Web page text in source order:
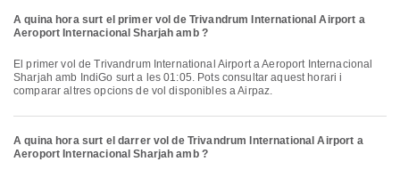
A quina hora surt el primer vol de Trivandrum International Airport a
Aeroport Internacional Sharjah amb ?
El primer vol de Trivandrum International Airport a Aeroport Internacional
Sharjah amb IndiGo surt a les 01:05. Pots consultar aquest horari i
comparar altres opcions de vol disponibles a Airpaz.
A quina hora surt el darrer vol de Trivandrum International Airport a
Aeroport Internacional Sharjah amb ?